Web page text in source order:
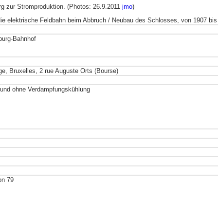
zur Stromproduktion. (Photos: 26.9.2011 jmo)
elektrische Feldbahn beim Abbruch / Neubau des Schlosses, von 1907 bis
Bahnhof
Bruxelles, 2 rue Auguste Orts (Bourse)
ohne Verdampfungskühlung
79